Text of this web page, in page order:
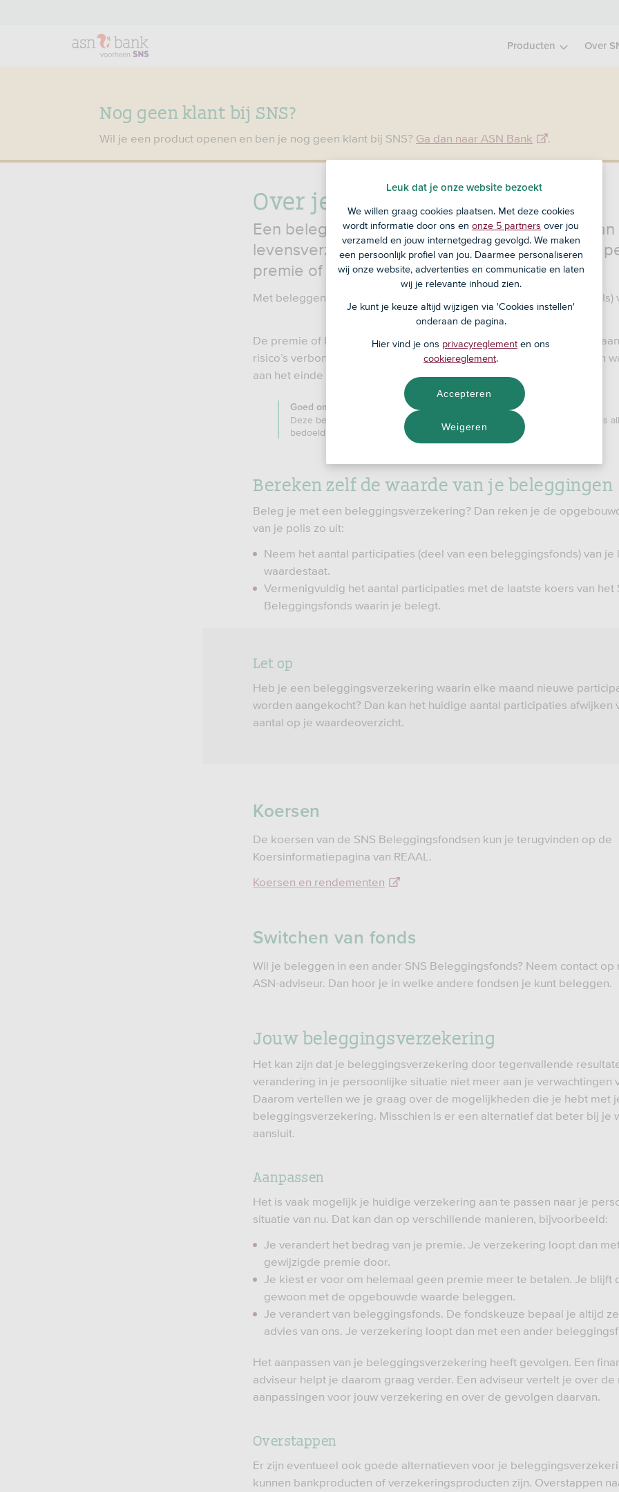
Nog geen klant bij SNS?
Wil je een product openen en ben je nog geen klant bij SNS? Ga dan naar ASN Bank .
Producten Over
Over je beleggingsverzekering
Een beleggingsverzekering is een combinatie van
levensverzekering en een belegging. Je betaalt
premie of eenmalig een koopsom.
Met beleggen loop je . Je kunt je inleg
De premie of koopsom wordt belegd in een beleggingsfonds.
risico’s verbonden. Je weet van tevoren niet hoeveel je beleggingen
aan het einde van de looptijd van de verzekering.
Goed om te weten
Deze beleggingsverzekering kun je niet meer afsluiten. Deze informatie is
bedoeld om je te informeren.
Bereken zelf de waarde van je beleggingen
Beleg je met een beleggingsverzekering? Dan reken je de
van je polis zo uit:
Neem het aantal participaties (deel van een beleggingsfonds) van je
waardestaat.
Vermenigvuldig het aantal participaties met de laatste koers van het
Beleggingsfonds waarin je belegt.
Let op
Heb je een beleggingsverzekering waarin elke maand nieuwe
worden aangekocht? Dan kan het huidige aantal participaties afwijken
aantal op je waardeoverzicht.
Koersen
De koersen van de SNS Beleggingsfondsen kun je terugvinden op de
Koersinformatiepagina van REAAL.
Koersen en rendementen
Switchen van fonds
Wil je beleggen in een ander SNS Beleggingsfonds? Neem contact op
ASN-adviseur. Dan hoor je in welke andere fondsen je kunt beleggen.
Jouw beleggingsverzekering
Het kan zijn dat je beleggingsverzekering door tegenvallende
verandering in je persoonlijke situatie niet meer aan je verwachtingen
Daarom vertellen we je graag over de mogelijkheden die je hebt met
beleggingsverzekering. Misschien is er een alternatief dat beter bij je
aansluit.
Aanpassen
Het is vaak mogelijk je huidige verzekering aan te passen naar je
situatie van nu. Dat kan dan op verschillende manieren, bijvoorbeeld:
Je verandert het bedrag van je premie. Je verzekering loopt dan
gewijzigde premie door.
Je kiest er voor om helemaal geen premie meer te betalen. Je blijft
gewoon met de opgebouwde waarde beleggen.
Je verandert van beleggingsfonds. De fondskeuze bepaal je altijd
advies van ons. Je verzekering loopt dan met een ander
Het aanpassen van je beleggingsverzekering heeft gevolgen. Een
adviseur helpt je daarom graag verder. Een adviseur vertelt je over
aanpassingen voor jouw verzekering en over de gevolgen daarvan.
Overstappen
Er zijn eventueel ook goede alternatieven voor je
kunnen bankproducten of verzekeringsproducten zijn. Overstappen
Leuk dat je onze website bezoekt
We willen graag cookies plaatsen. Met deze cookies
wordt informatie door ons en onze 5 partners over jou
verzameld en jouw internetgedrag gevolgd. We maken
een persoonlijk profiel van jou. Daarmee personaliseren
wij onze website, advertenties en communicatie en laten
wij je relevante inhoud zien.
Je kunt je keuze altijd wijzigen via 'Cookies instellen'
onderaan de pagina.
Hier vind je ons privacyreglement en ons
cookiereglement.
Weigeren
Accepteren